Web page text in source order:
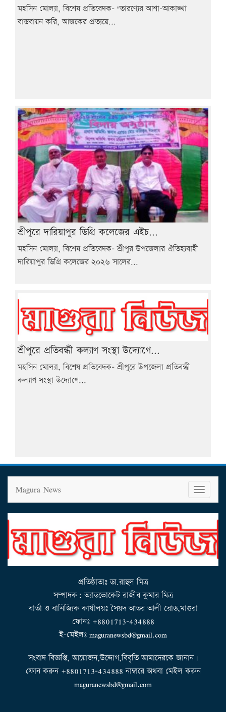
মহসিন মোল্যা, বিশেষ প্রতিবেদক- "তারণ্যের আশা-আকাঙ্খা
বাস্তবায়ন করি, আজকের প্রত্যয়ে...
শ্রীপুরে দারিয়াপুর ডিগ্রি কলেজের এইচ...
মহসিন মোল্যা, বিশেষ প্রতিবেদক- শ্রীপুর উপজেলার ঐতিহ্যবাহী
দারিয়াপুর ডিগ্রি কলেজের ২০২৬ সালের...
শ্রীপুরে প্রতিবন্ধী কল্যাণ সংস্থা উদ্যোগে...
মহসিন মোল্যা, বিশেষ প্রতিবেদক- শ্রীপুরে উপজেলা প্রতিবন্ধী
কল্যাণ সংস্থা উদ্যোগে...
T
o
g
l
n
g
a
t
o
n
Magura News
প্রতিষ্ঠাতাঃ ডা.রাহুল মিত্র
সম্পাদক: অ্যাডভোকেট রাজীব কুমার মিত্র
বার্তা ও বানিজ্যিক কার্যালয়ঃ সৈয়দ আতর আলী রোড,মাগুরা
ফোনঃ +8801713-434888
ই-মেইলঃ maguranewsbd@gmail.com
সংবাদ বিজ্ঞপ্তি, আয়োজন,উদ্দোগ,বিবৃতি আমাদেরকে জানান।
ফোন করুন +8801713-434888 নাম্বারে অথবা মেইল করুন
maguranewsbd@gmail.com